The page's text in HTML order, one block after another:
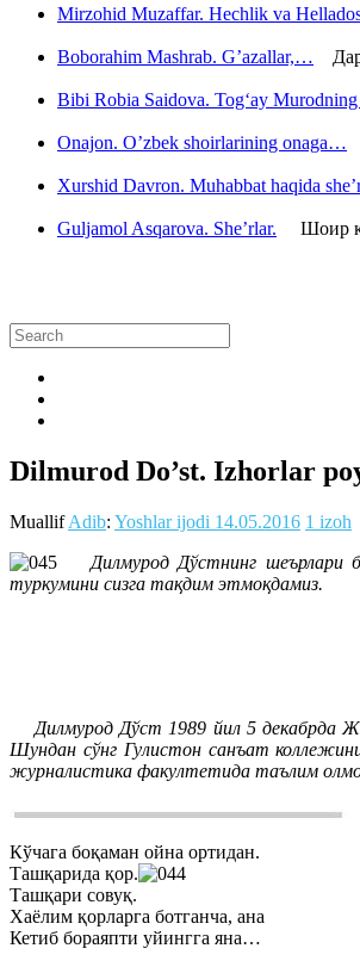
Mirzohid Muzaffar. Hechlik va
Boborahim Mashrab. G’azallar,…
Bibi Robia Saidova. Tog‘ay
Onajon. O’zbek shoirlarining onaga…
Xurshid Davron. Muhabbat haqida
Guljamol Asqarova. She’rlar. Шоир
Dilmurod Do’st. Izhorlar
MuallifAdib: Yoshlar ijodi 14.05.2016 1 izoh
Дилмурод Дўстнинг
туркумини сизга тақдим этмоқдамиз.
Дилмурод Дўст 1989 йил 5 декабрда
Шундан сўнг Гулистон cанъат
журналистика факултетида таълим
Кўчага боқаман ойна ортидан.
Ташқарида қор.
Ташқари совуқ.
Хаёлим қорларга ботганча, ана
Кетиб бораяпти уйингга яна…